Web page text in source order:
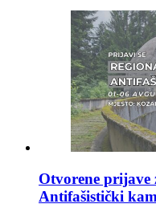
Otvorene prijave
Antifašistički